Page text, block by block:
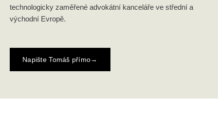
technologicky zaměřené advokátní kanceláře ve střední a
východní Evropě.
Napište Tomáš přímo→